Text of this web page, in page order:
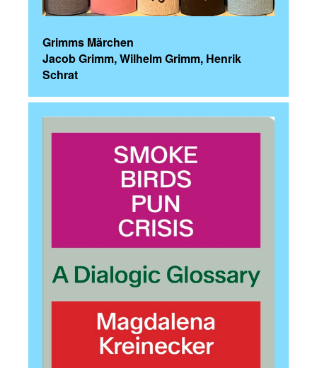
Grimms Märchen
Jacob Grimm, Wilhelm Grimm, Henrik
Schrat